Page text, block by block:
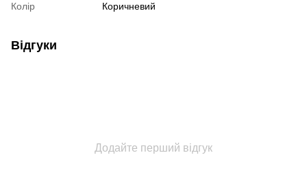
Колір
Коричневий
Відгуки
Додайте перший відгук